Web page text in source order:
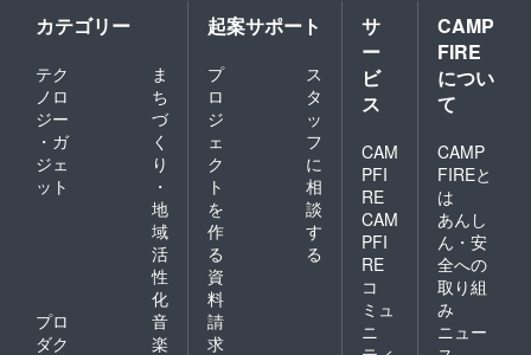
カテゴリー
テク
ノロ
ジー
・ガ
ジェ
ット
ま
ち
づ
く
り
・
地
域
活
性
化
プロ
ダク
音
楽
起案サポート
プ
ロ
ジ
ェ
ク
ト
を
作
る
ス
タ
ッ
フ
に
相
談
す
る
資
料
請
求
サ
ー
ビ
ス
CAM
PFI
RE
CAM
PFI
RE
コ
ミュ
ニ
CAMP
FIRE
につい
て
CAMP
FIREと
は
あんし
ん・安
全への
取り組
み
ニュー